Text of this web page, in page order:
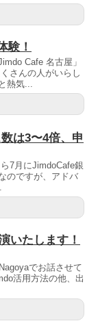
験！
Cafe 名古屋」
さんの人がいらし
熱気...
は3〜4倍、申
7月にJimdoCafe銀
のですが、アドバ
いたします！
でお話させて
活用方法の他、出